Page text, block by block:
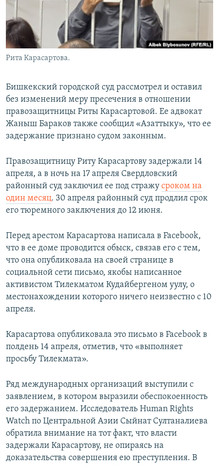
Рита Карасартова.
Бишкекский городской суд рассмотрел и оставил
без изменений меру пресечения в отношении
правозащитницы Риты Карасартовой. Ее адвокат
Жаныш Бараков также сообщил «Азаттыку», что ее
задержание признано судом законным.
Правозащитницу Риту Карасартову задержали 14
апреля, а в ночь на 17 апреля Свердловский
районный суд заключил ее под стражу сроком на
один месяц. 30 апреля районный суд продлил срок
его тюремного заключения до 12 июня.
Перед арестом Карасартова написала в Facebook,
что в ее доме проводится обыск, связав его с тем,
что она опубликовала на своей странице в
социальной сети письмо, якобы написанное
активистом Тилекматом Кудайбергеном уулу, о
местонахождении которого ничего неизвестно с 10
апреля.
Карасартова опубликовала это письмо в Facebook в
полдень 14 апреля, отметив, что «выполняет
просьбу Тилекмата».
Ряд международных организаций выступили с
заявлением, в котором выразили обеспокоенность
его задержанием. Исследователь Human Rights
Watch по Центральной Азии Сыйнат Султаналиева
обратила внимание на тот факт, что власти
задержали Карасартову, не опираясь на
доказательства совершения ею преступления. В